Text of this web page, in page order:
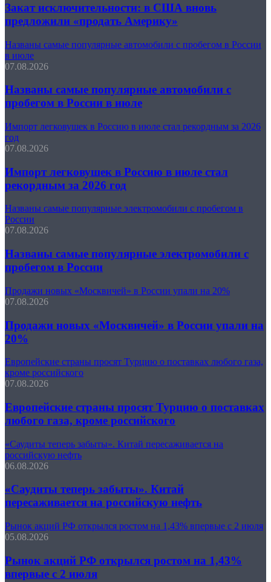
Закат исключительности: в США вновь
предложили «продать Америку»
Названы самые популярные автомобили с пробегом в России
в июле
07.08.2026
Названы самые популярные автомобили с
пробегом в России в июле
Импорт легковушек в Россию в июле стал рекордным за 2026
год
07.08.2026
Импорт легковушек в Россию в июле стал
рекордным за 2026 год
Названы самые популярные электромобили с пробегом в
России
07.08.2026
Названы самые популярные электромобили с
пробегом в России
Продажи новых «Москвичей» в России упали на 20%
07.08.2026
Продажи новых «Москвичей» в России упали на
20%
Европейские страны просят Турцию о поставках любого газа,
кроме российского
07.08.2026
Европейские страны просят Турцию о поставках
любого газа, кроме российского
«Саудиты теперь забыты». Китай пересаживается на
российскую нефть
06.08.2026
«Саудиты теперь забыты». Китай
пересаживается на российскую нефть
Рынок акций РФ открылся ростом на 1,43% впервые с 2 июля
05.08.2026
Рынок акций РФ открылся ростом на 1,43%
впервые с 2 июля